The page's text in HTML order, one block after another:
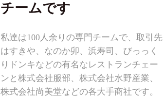
チームです
私達は100人余りの専門チームで、取引先
はすきや、なのか卯、浜寿司、びっっく
りドンキなどの有名なレストランチェー
ンと株式会社服部、株式会社水野産業、
株式会社尚美堂などの各大手商社です。